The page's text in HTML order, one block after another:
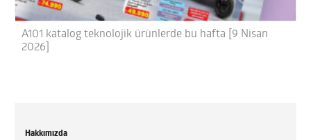
A101 katalog teknolojik ürünlerde bu hafta [9 Nisan
2026]
Hakkımızda